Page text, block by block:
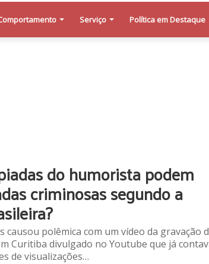
Serviço Política em Destaque
do humorista podem
criminosas segundo a
causou polêmica com um vídeo da gravação
Curitiba divulgado no Youtube que já
de visualizações…